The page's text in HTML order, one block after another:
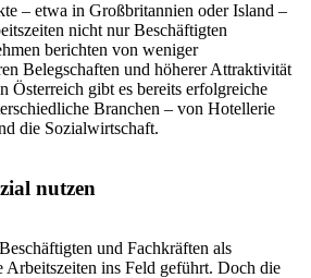
– etwa in Großbritannien oder Island –
nicht nur Beschäftigten
berichten von weniger
Belegschaften und höherer Attraktivität
Österreich gibt es bereits erfolgreiche
Branchen – von Hotellerie
die Sozialwirtschaft.
nutzen
und Fachkräften als
Arbeitszeiten ins Feld geführt. Doch die